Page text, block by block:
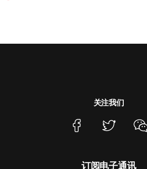
关注我们
订阅电子通讯